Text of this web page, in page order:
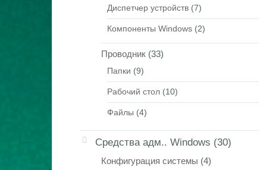
Диспетчер устройств (7)
Компоненты Windows (2)
Проводник (33)
Папки (9)
Рабочий стол (10)
Файлы (4)
Средства адм.. Windows (30)
Конфигурация системы (4)